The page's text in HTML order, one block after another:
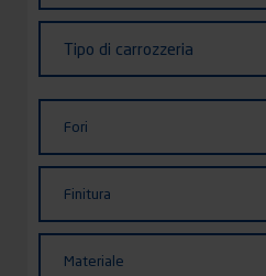
veicolo
carrozzeria
Tipo di carrozzeria
Fori
Finitura
Materiale